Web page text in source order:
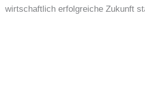
wirtschaftlich erfolgreiche Zukunft